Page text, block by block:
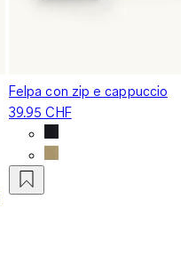
Felpa con zip e cappuccio
39.95 CHF